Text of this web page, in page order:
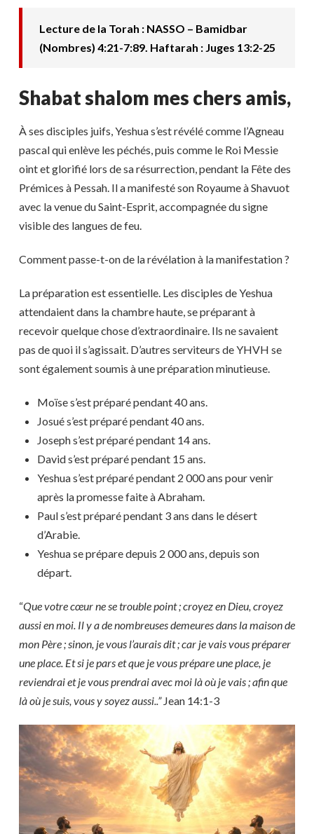
Lecture de la Torah : NASSO – Bamidbar
(Nombres) 4:21-7:89. Haftarah : Juges 13:2-25
Shabat shalom mes chers amis,
À ses disciples juifs, Yeshua s’est révélé comme l’Agneau
pascal qui enlève les péchés, puis comme le Roi Messie
oint et glorifié lors de sa résurrection, pendant la Fête des
Prémices à Pessah. Il a manifesté son Royaume à Shavuot
avec la venue du Saint-Esprit, accompagnée du signe
visible des langues de feu.
Comment passe-t-on de la révélation à la manifestation ?
La préparation est essentielle. Les disciples de Yeshua
attendaient dans la chambre haute, se préparant à
recevoir quelque chose d’extraordinaire. Ils ne savaient
pas de quoi il s’agissait. D’autres serviteurs de YHVH se
sont également soumis à une préparation minutieuse.
Moïse s’est préparé pendant 40 ans.
Josué s’est préparé pendant 40 ans.
Joseph s’est préparé pendant 14 ans.
David s’est préparé pendant 15 ans.
Yeshua s’est préparé pendant 2 000 ans pour venir
après la promesse faite à Abraham.
Paul s’est préparé pendant 3 ans dans le désert
d’Arabie.
Yeshua se prépare depuis 2 000 ans, depuis son
départ.
“Que votre cœur ne se trouble point ; croyez en Dieu, croyez
aussi en moi. Il y a de nombreuses demeures dans la maison de
mon Père ; sinon, je vous l’aurais dit ; car je vais vous préparer
une place. Et si je pars et que je vous prépare une place, je
reviendrai et je vous prendrai avec moi là où je vais ; afin que
là où je suis, vous y soyez aussi..”Jean 14:1-3